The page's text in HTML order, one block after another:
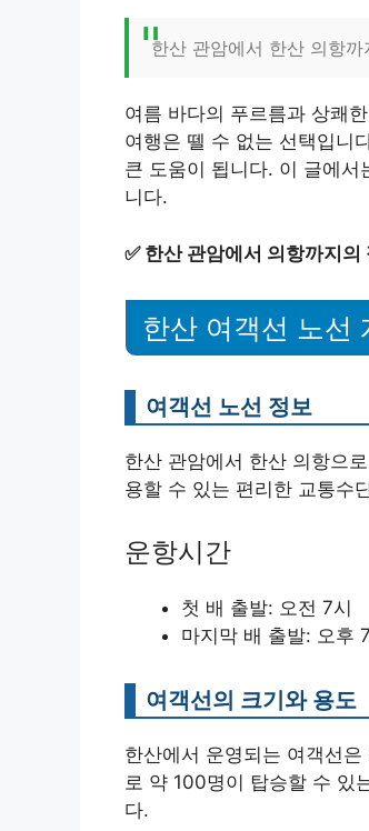
한산 관암에서 한산 의항
여름 바다의 푸르름과 상쾌
여행은 뗄 수 없는 선택입니
큰 도움이 됩니다. 이 글에
니다.
✅ 한산 관암에서 의항까지
한산 여객선 노선
여객선 노선 정보
한산 관암에서 한산 의항으
용할 수 있는 편리한 교통수
운항시간
첫 배 출발: 오전 7시
마지막 배 출발: 오후
여객선의 크기와 용도
한산에서 운영되는 여객선
로 약 100명이 탑승할 수 있
다.